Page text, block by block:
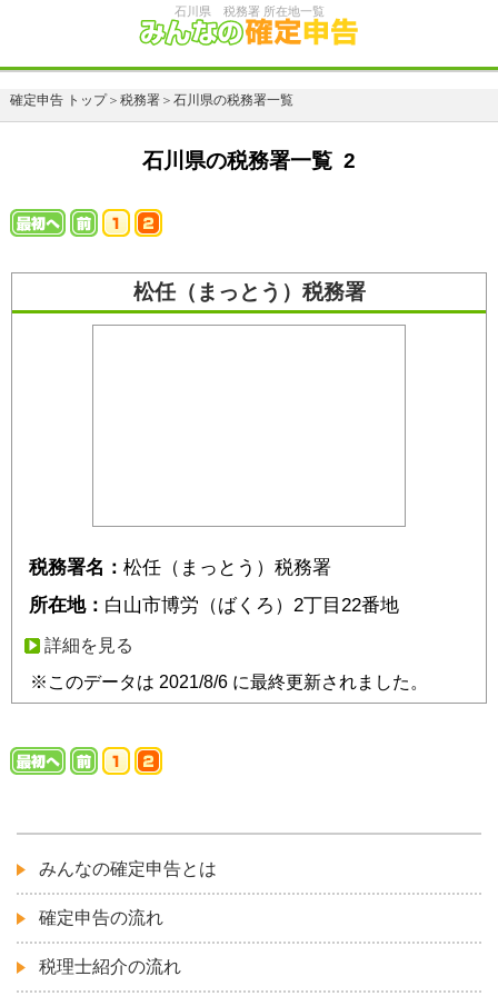
石川県 税務署 所在地一覧
確定申告 トップ＞ 税務署＞ 石川県の税務署一覧
石川県の税務署一覧 2
松任（まっとう）税務署
税務署名： 松任（まっとう）税務署
所在地： 白山市博労（ばくろ）2丁目22番地
詳細を見る
※このデータは 2021/8/6 に最終更新されました。
みんなの確定申告とは
確定申告の流れ
税理士紹介の流れ